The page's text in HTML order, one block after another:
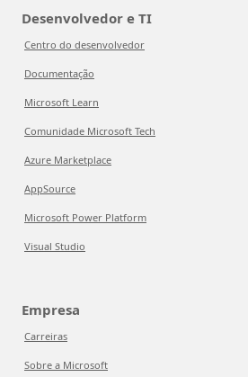
Desenvolvedor e TI
Centro do desenvolvedor
Documentação
Microsoft Learn
Comunidade Microsoft Tech
Azure Marketplace
AppSource
Microsoft Power Platform
Visual Studio
Empresa
Carreiras
Sobre a Microsoft